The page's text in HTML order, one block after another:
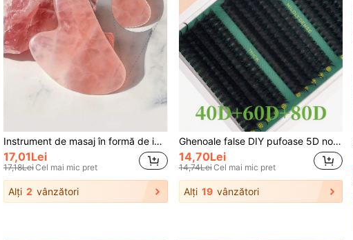
Instrument de masaj în formă de inimă 1 buc/3 buc - placă Gua Sha din cuarț roz neted, pentru îngrijirea relaxantă a feței și a corpului, instrument de masaj facial, placă Gua Sha din material de rășină
17,01Lei
17,18LeiCel mai mic pret
Alți 2 vânzători
Ghenoale false DIY pufoase 5D noi, 300/290/270 buc/15 rânduri, 30D+40D+50D/40D+60D+80D/60D+80D+100D, naturale, dese, curl D, lațime subțire, ghenoale individuale, 10-16 mm, set mixt, pentru uz casnic, best seller
14,70Lei
14,74LeiCel mai mic pret
Alți 19 vânzători